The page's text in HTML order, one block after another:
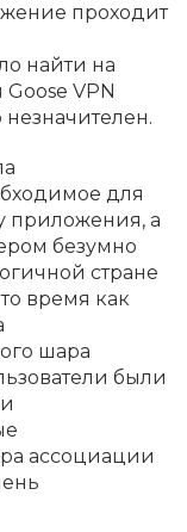
проходит
найти на
VPN
для
приложения, а
безумно
стране
время как
шара
были
ассоциации